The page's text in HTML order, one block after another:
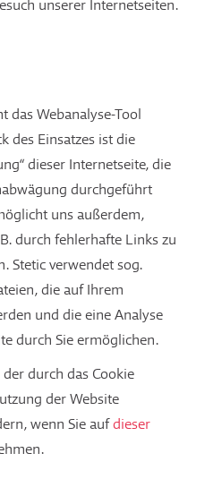
unserer Internetseiten.
das Webanalyse-Tool
des Einsatzes ist die
dieser Internetseite, die
durchgeführt
uns außerdem,
durch fehlerhafte Links zu
Stetic verwendet sog.
die auf Ihrem
und die eine Analyse
durch Sie ermöglichen.
durch das Cookie
der Website
wenn Sie aufdieser